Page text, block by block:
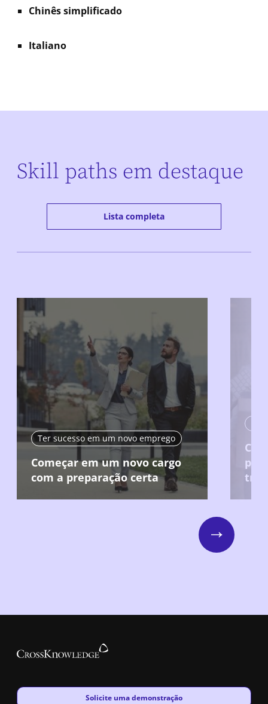
Chinês simplificado
Italiano
Skill paths em destaque
Lista completa
Ter sucesso em um novo emprego
Começar em um novo cargo
com a preparação certa
Next
New window
Solicite uma demonstração